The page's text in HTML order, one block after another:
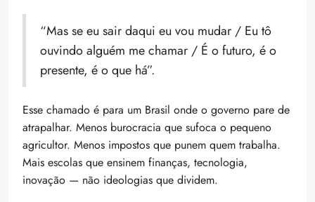
“Mas se eu sair daqui eu vou mudar / Eu tô
ouvindo alguém me chamar / É o futuro, é o
presente, é o que há”.
Esse chamado é para um Brasil onde o governo pare de
atrapalhar. Menos burocracia que sufoca o pequeno
agricultor. Menos impostos que punem quem trabalha.
Mais escolas que ensinem finanças, tecnologia,
inovação — não ideologias que dividem.